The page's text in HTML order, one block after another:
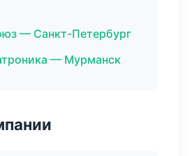
— Санкт-Петербург
— Мурманск